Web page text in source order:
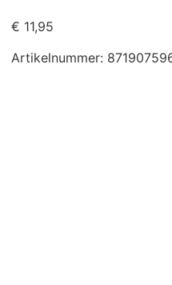
€ 11,95
Artikelnummer: